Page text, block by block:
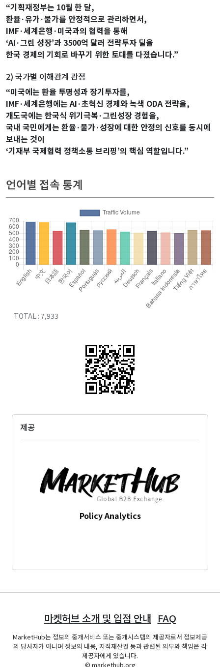
“기획재정부는 10월 한 달,
환율·유가·물가를 안정적으로 관리하면서,
IMF·세계은행·미국과의 협력을 통해
‘AI·그린 성장’과 3500억 달러 전략투자 딜을
한국 경제의 기회로 바꾸기 위한 토대를 다졌습니다.”
2) 국가별 이해관계 관점
“미국에는 환율 투명성과 장기투자를,
IMF·세계은행에는 AI·초혁신 경제와 녹색 ODA 전략을,
개도국에는 한국식 위기극복·그린성장 경험을,
국내 국민에게는 환율·물가·성장에 대한 안정의 신호를 동시에
보내는 것이
‘기재부 국제협력 정책소통 브리핑’의 핵심 역할입니다.”
언어별 접속 통계
TOTAL : 7,933
제공
Policy Analytics
마켓허브 소개 및 입점 안내 FAQ
MarketHub는 정보의 중개서비스 또는 중개시스템의 제공자로서 정보제공
의 당사자가 아니며 정보의 내용, 지적재산권 등과 관련된 의무와 책임은 각
제공자에게 있습니다.
© markethub.org